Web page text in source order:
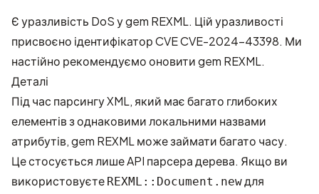
Є уразливість DoS у gem REXML. Цій уразливості
присвоєно ідентифікатор CVECVE-2024-43398. Ми
настійно рекомендуємо оновити gem REXML.
Деталі
Під час парсингу XML, який має багато глибоких
елементів з однаковими локальними назвами
атрибутів, gem REXML може займати багато часу.
Це стосується лише API парсера дерева. Якщо ви
використовуєте REXML::Document.newдля